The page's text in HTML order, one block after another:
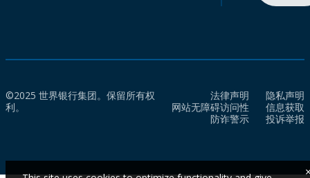
©2025 世界银行集团。保留所有权
利。
法律声明
隐私声明
网站无障碍访问性
信息获取
防诈警示
投诉举报